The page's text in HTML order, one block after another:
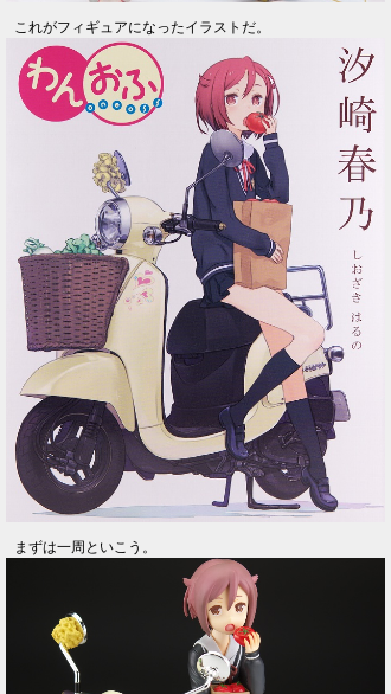
これがフィギュアになったイラストだ。
まずは一周といこう。